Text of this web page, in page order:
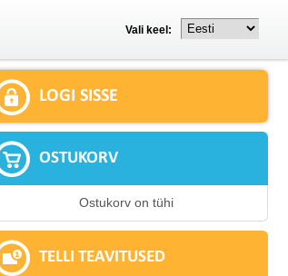
Vali keel:
LOGI SISSE
OSTUKORV
Ostukorv on tühi
TELLI TEAVITUSED